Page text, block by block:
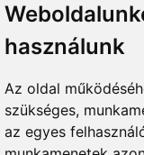
használunk
Az oldal
szükséges,
az egyes